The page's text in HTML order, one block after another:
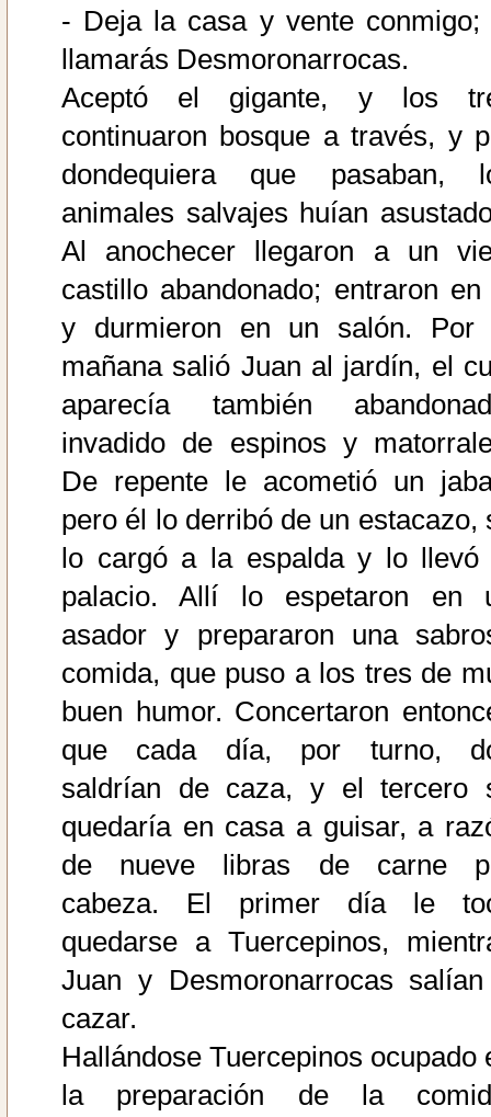
- Deja la casa y vente conmigo;
llamarás Desmoronarrocas.
Aceptó el gigante, y los
continuaron bosque a través, y
dondequiera que pasaban,
animales salvajes huían
Al anochecer llegaron a un
castillo abandonado; entraron en
y durmieron en un salón. Por
mañana salió Juan al jardín, el
aparecía también
invadido de espinos y
De repente le acometió un
pero él lo derribó de un estacazo,
lo cargó a la espalda y lo llevó
palacio. Allí lo espetaron en
asador y prepararon una
comida, que puso a los tres de
buen humor. Concertaron
que cada día, por turno,
saldrían de caza, y el tercero
quedaría en casa a guisar, a
de nueve libras de carne
cabeza. El primer día le
quedarse a Tuercepinos,
Juan y Desmoronarrocas
cazar.
Hallándose Tuercepinos ocupado
la preparación de la